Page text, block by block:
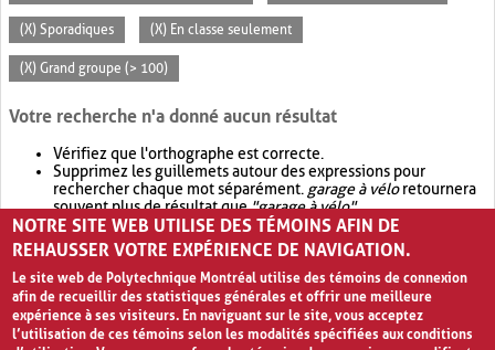
(X) Sporadiques (X) En classe seulement
(X) Grand groupe (> 100)
Votre recherche n'a donné aucun résultat
Vérifiez que l'orthographe est correcte.
Supprimez les guillemets autour des expressions pour
rechercher chaque mot séparément. garage à véloretournera
souvent plus de résultat que"garage à vélo".
Envisagez d'élargir votre recherche avec OR.garage OR vélo
retournera souvent plus de résultat quegarage à vélo
NOTRE SITE WEB UTILISE DES TÉMOINS AFIN DE
REHAUSSER VOTRE EXPÉRIENCE DE NAVIGATION.
Le site web de Polytechnique Montréal utilise des témoins de connexion
afin de recueillir des statistiques générales et offrir une meilleure
expérience à ses visiteurs. En naviguant sur le site, vous acceptez
l’utilisation de ces témoins selon les modalités spécifiées aux conditions